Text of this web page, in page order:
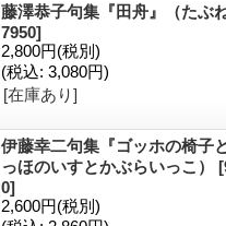
藤澤恭子句集『田舟』（たぶ
7950]
2,800円(税別)
(税込: 3,080円)
[在庫あり]
伊藤幸二句集『ゴッホの椅子
っほのいすとかぶらいっこ）
0]
2,600円(税別)